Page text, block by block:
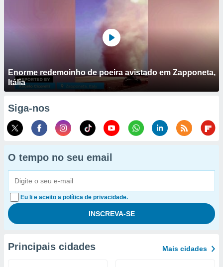
Enorme redemoinho de poeira avistado em Zapponeta,
Itália
Siga-nos
O tempo no seu email
Eu li e aceito a política de privacidade.
Principais cidades Mais cidades